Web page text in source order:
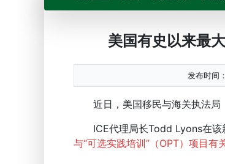
美国有史以来最
发布时间
近日，美国移民与海关执法局（
ICE代理局长Todd Lyons在该
与“可选实践培训”（OPT）项目有关